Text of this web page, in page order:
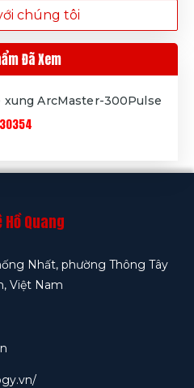
chúng tôi
Đã Xem
xung ArcMaster-300Pulse
Hồ Quang
Nhất, phường Thông Tây
Việt Nam